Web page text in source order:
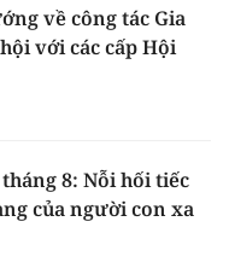
về công tác Gia
với các cấp Hội
8: Nỗi hối tiếc
của người con xa